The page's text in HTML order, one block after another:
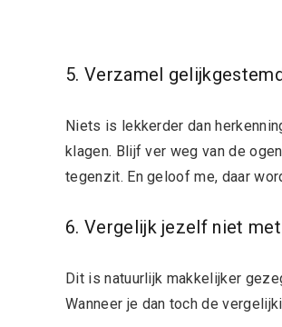
5. Verzamel
Niets is lekkerder dan
klagen. Blijf ver weg van de
tegenzit. En geloof me, daar
6. Vergelijk jezelf niet
Dit is natuurlijk makkelijker
Wanneer je dan toch de